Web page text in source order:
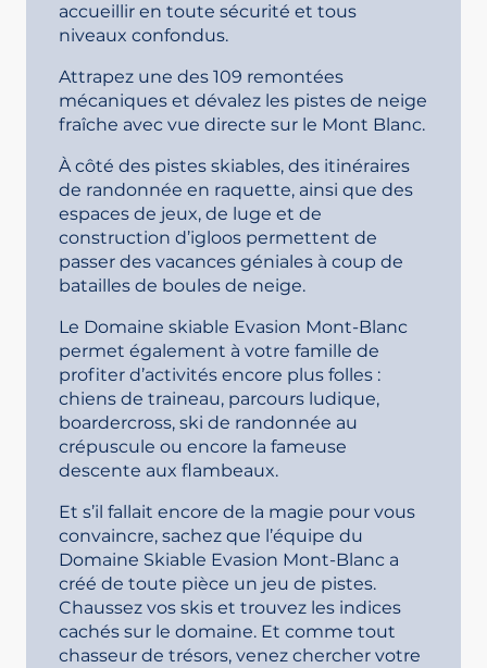
accueillir en toute sécurité et tous
niveaux confondus.
Attrapez une des 109 remontées
mécaniques et dévalez les pistes de neige
fraîche avec vue directe sur le Mont Blanc.
À côté des pistes skiables, des itinéraires
de randonnée en raquette, ainsi que des
espaces de jeux, de luge et de
construction d’igloos permettent de
passer des vacances géniales à coup de
batailles de boules de neige.
Le Domaine skiable Evasion Mont-Blanc
permet également à votre famille de
profiter d’activités encore plus folles :
chiens de traineau, parcours ludique,
boardercross, ski de randonnée au
crépuscule ou encore la fameuse
descente aux flambeaux.
Et s’il fallait encore de la magie pour vous
convaincre, sachez que l’équipe du
Domaine Skiable Evasion Mont-Blanc a
créé de toute pièce un jeu de pistes.
Chaussez vos skis et trouvez les indices
cachés sur le domaine. Et comme tout
chasseur de trésors, venez chercher votre